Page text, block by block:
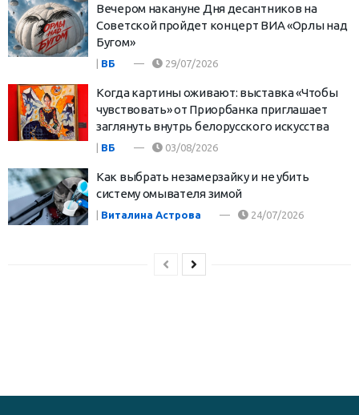
Вечером накануне Дня десантников на
Советской пройдет концерт ВИА «Орлы над
Бугом»
| ВБ 29/07/2026
Когда картины оживают: выставка «Чтобы
чувствовать» от Приорбанка приглашает
заглянуть внутрь белорусского искусства
| ВБ 03/08/2026
Как выбрать незамерзайку и не убить
систему омывателя зимой
| Виталина Астрова 24/07/2026